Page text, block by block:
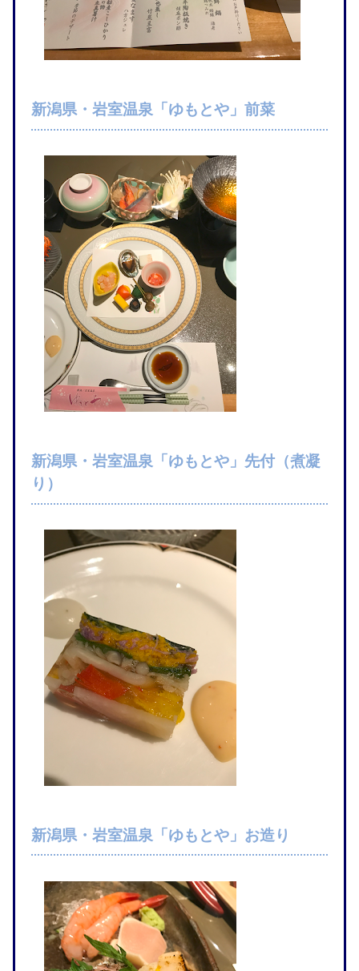
新潟県・岩室温泉「ゆもとや」前菜
新潟県・岩室温泉「ゆもとや」先付（煮凝
り）
新潟県・岩室温泉「ゆもとや」お造り